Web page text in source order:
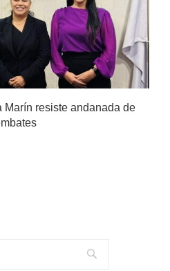
Marín resiste andanada de